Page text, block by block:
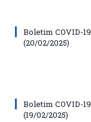
Boletim COVID-19
(20/02/2025)
Boletim COVID-19
(19/02/2025)